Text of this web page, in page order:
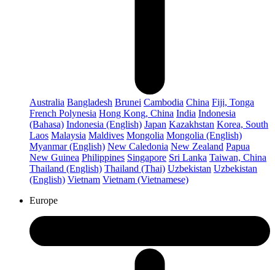
Australia Bangladesh Brunei Cambodia China Fiji, Tonga
French Polynesia Hong Kong, China India Indonesia
(Bahasa) Indonesia (English) Japan Kazakhstan Korea, South
Laos Malaysia Maldives Mongolia Mongolia (English)
Myanmar (English) New Caledonia New Zealand Papua
New Guinea Philippines Singapore Sri Lanka Taiwan, China
Thailand (English) Thailand (Thai) Uzbekistan Uzbekistan
(English) Vietnam Vietnam (Vietnamese)
Europe